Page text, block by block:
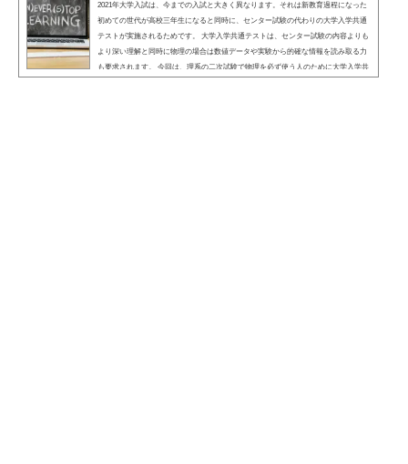
2021年大学入試は、今までの入試と大きく異なります。それは新教育過程になった
初めての世代が高校三年生になると同時に、センター試験の代わりの大学入学共通
テストが実施されるためです。 大学入学共通テストは、センター試験の内容よりも
より深い理解と同時に物理の場合は数値データや実験から的確な情報を読み取る力
も要求されます。 今回は、理系の二次試験で物理を必ず使う人のために大学入学共